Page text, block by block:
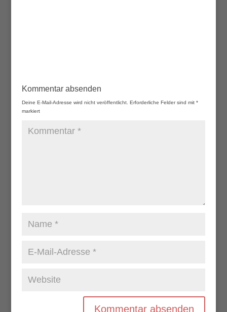
Kommentar absenden
Deine E-Mail-Adresse wird nicht veröffentlicht. Erforderliche Felder sind mit *
markiert